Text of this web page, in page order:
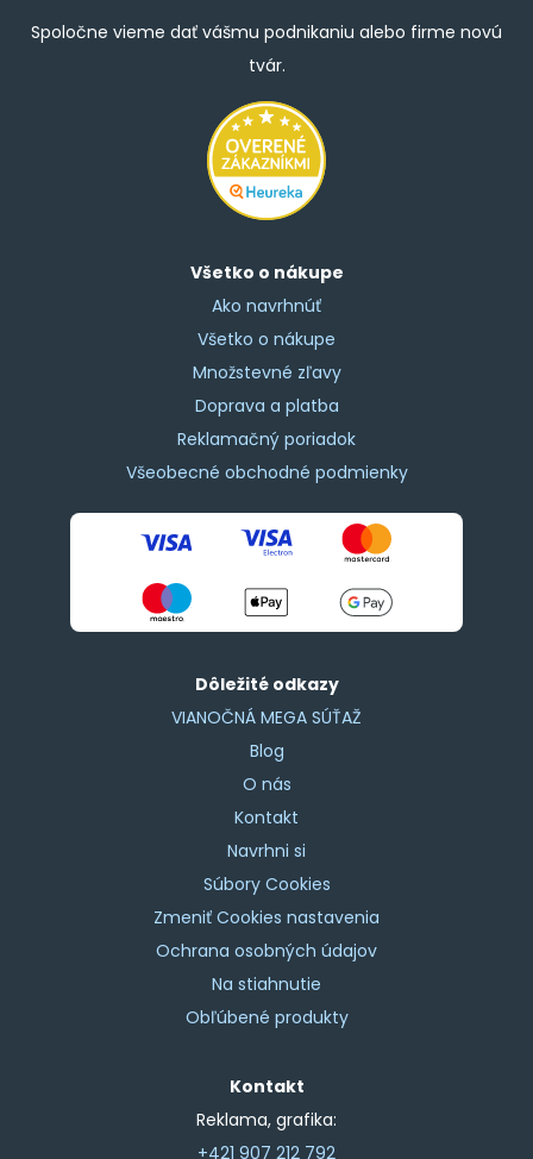
Spoločne vieme dať vášmu podnikaniu alebo firme novú
tvár.
Všetko o nákupe
Ako navrhnúť
Všetko o nákupe
Množstevné zľavy
Doprava a platba
Reklamačný poriadok
Všeobecné obchodné podmienky
Dôležité odkazy
VIANOČNÁ MEGA SÚŤAŽ
Blog
O nás
Kontakt
Navrhni si
Súbory Cookies
Zmeniť Cookies nastavenia
Ochrana osobných údajov
Na stiahnutie
Obľúbené produkty
Kontakt
Reklama, grafika:
+421 907 212 792